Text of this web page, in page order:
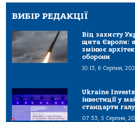
ВИБІР РЕДАКЦІЇ
Від захисту
щита Європи:
змінює
оборони
10:13, 6 Серпня,
Ukraine
інвестиції у
стандарти
07:33, 5 Серпня,